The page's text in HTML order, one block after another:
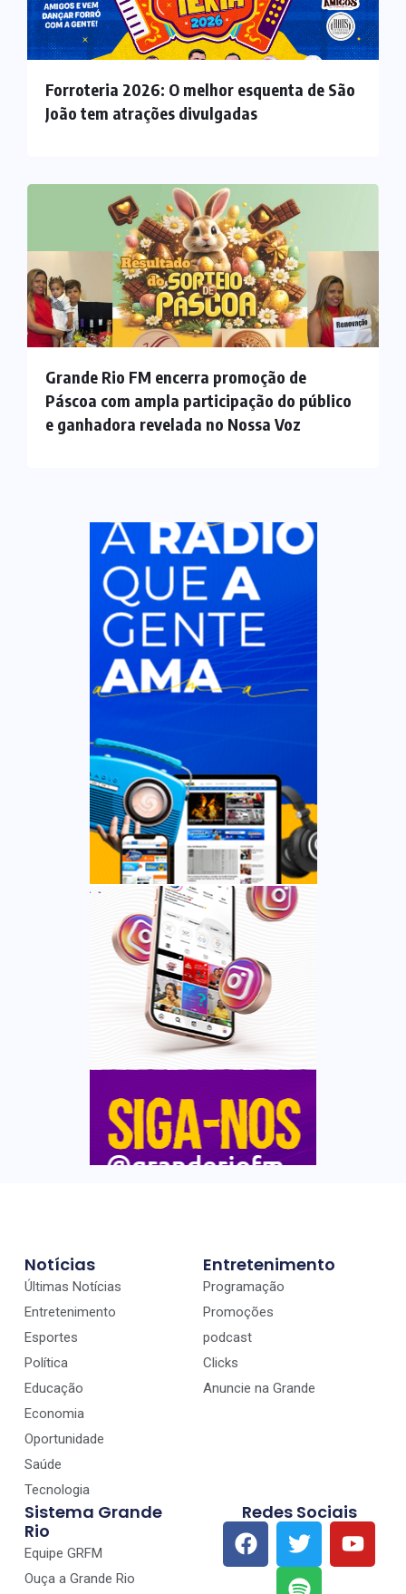
Forroteria 2026: O melhor esquenta de São
João tem atrações divulgadas
Grande Rio FM encerra promoção de
Páscoa com ampla participação do público
e ganhadora revelada no Nossa Voz
Notícias
Últimas Notícias
Entretenimento
Esportes
Política
Educação
Economia
Oportunidade
Saúde
Tecnologia
Entretenimento
Programação
Promoções
podcast
Clicks
Anuncie na Grande
Sistema Grande
Rio
Equipe GRFM
Ouça a Grande Rio
Redes Sociais